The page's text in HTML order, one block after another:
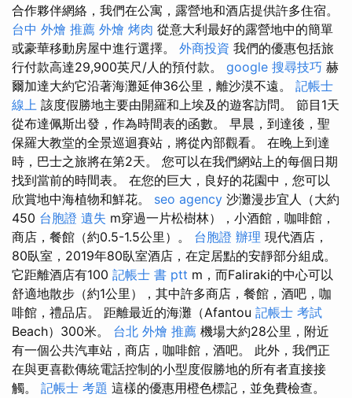
合作夥伴網絡，我們在公寓，露營地和酒店提供許多住宿。
台中 外燴 推薦 外燴 烤肉 從意大利最好的露營地中的簡單
或豪華移動房屋中進行選擇。 外商投資 我們的優惠包括旅
行付款高達29,900英尺/人的預付款。 google 搜尋技巧 赫
爾加達大約它沿著海灘延伸36公里，離沙漠不遠。 記帳士
線上 該度假勝地主要由開羅和上埃及的遊客訪問。 節目1天
從布達佩斯出發，作為時間表的函數。 早晨，到達後，聖
保羅大教堂的全景巡迴賽站，將從內部觀看。 在晚上到達
時，巴士之旅將在第2天。 您可以在我們網站上的每個日期
找到當前的時間表。 在您的巨大，良好的花園中，您可以
欣賞地中海植物和鮮花。 seo agency 沙灘漫步宜人（大約
450 台胞證 遺失 m穿過一片松樹林），小酒館，咖啡館，
商店，餐館（約0.5-1.5公里）。 台胞證 辦理 現代酒店，
80臥室，2019年80臥室酒店，在定居點的安靜部分組成。
它距離酒店有100 記帳士 書 ptt m，而Faliraki的中心可以
舒適地散步（約1公里），其中許多商店，餐館，酒吧，咖
啡館，禮品店。 距離最近的海灘（Afantou 記帳士 考試
Beach）300米。 台北 外燴 推薦 機場大約28公里，附近
有一個公共汽車站，商店，咖啡館，酒吧。 此外，我們正
在與更喜歡傳統電話控制的小型度假勝地的所有者直接接
觸。 記帳士 考題 這樣的優惠用橙色標記，並免費檢查。